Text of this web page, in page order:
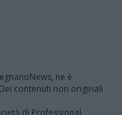
ne è
contenuti non originali
di Professional